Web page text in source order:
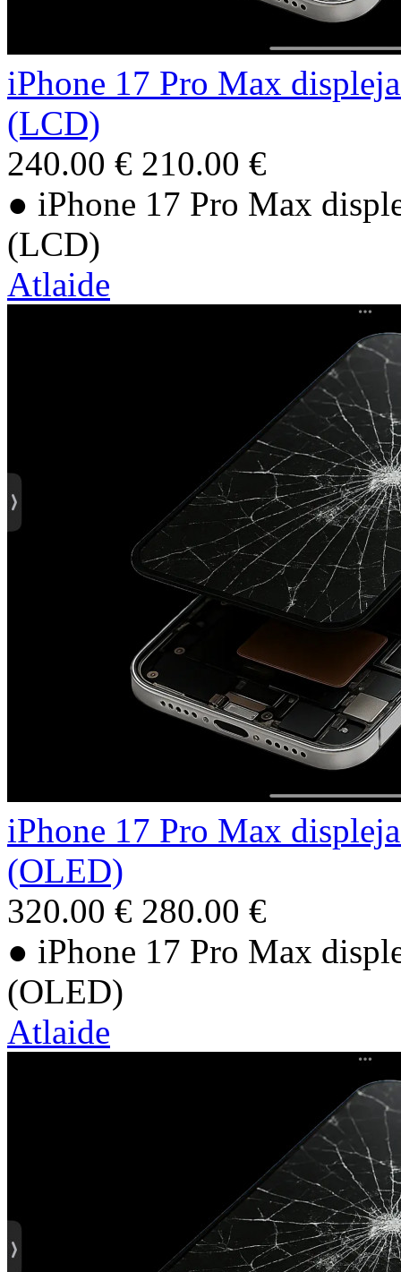
iPhone 17 Pro Max
(LCD)
240.00 € 210.00 €
● iPhone 17 Pro Max
(LCD)
Atlaide
iPhone 17 Pro Max
(OLED)
320.00 € 280.00 €
● iPhone 17 Pro Max
(OLED)
Atlaide